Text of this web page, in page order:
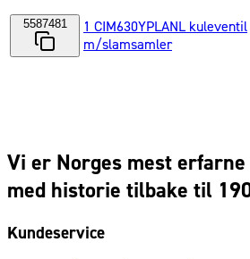
5587481
1 CIM630YPLANL kuleventil
m/slamsamler
Vi er Norges mest
med historie tilbake til
Kundeservice